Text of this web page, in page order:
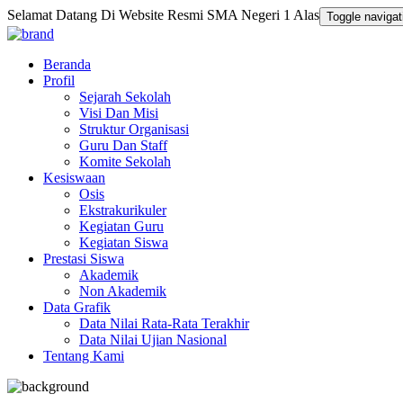
Selamat Datang Di Website Resmi SMA Negeri 1 Alas Toggle
Beranda
Profil
Sejarah Sekolah
Visi Dan Misi
Struktur Organisasi
Guru Dan Staff
Komite Sekolah
Kesiswaan
Osis
Ekstrakurikuler
Kegiatan Guru
Kegiatan Siswa
Prestasi Siswa
Akademik
Non Akademik
Data Grafik
Data Nilai Rata-Rata Terakhir
Data Nilai Ujian Nasional
Tentang Kami